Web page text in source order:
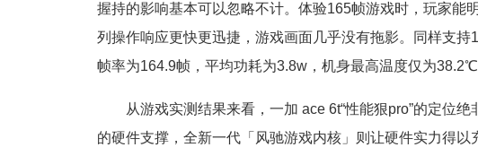
握持的影响基本可以忽略不计。体验165帧游戏时，玩家能
列操作响应更快更迅捷，游戏画面几乎没有拖影。同样支
帧率为164.9帧，平均功耗为3.8w，机身最高温度仅为
从游戏实测结果来看，一加 ace 6t“性能狠pro”的定位
的硬件支撑，全新一代「风驰游戏内核」则让硬件实力得